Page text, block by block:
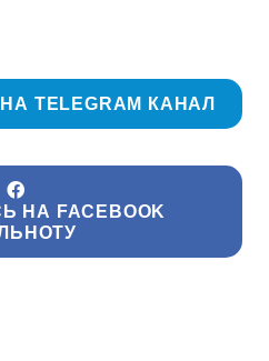
TELEGRAM КАНАЛ
НА FACEBOOK